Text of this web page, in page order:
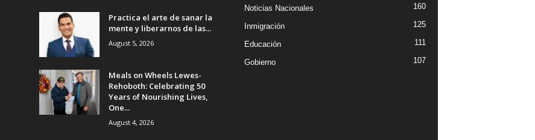
Practica el arte de sanar la
mente y liberarnos de las...
August 5, 2026
Meals on Wheels Lewes-
Rehoboth: Celebrating 50
Years of Nourishing Lives,
One...
August 4, 2026
Noticias Nacionales 160
Inmigración 125
Educación 111
Gobierno 107